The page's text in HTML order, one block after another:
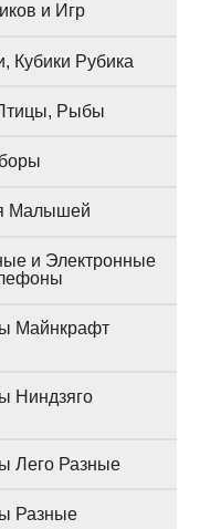
и Игр
Кубики Рубика
Рыбы
Малышей
и Электронные
Майнкрафт
Ниндзяго
Лего Разные
Разные